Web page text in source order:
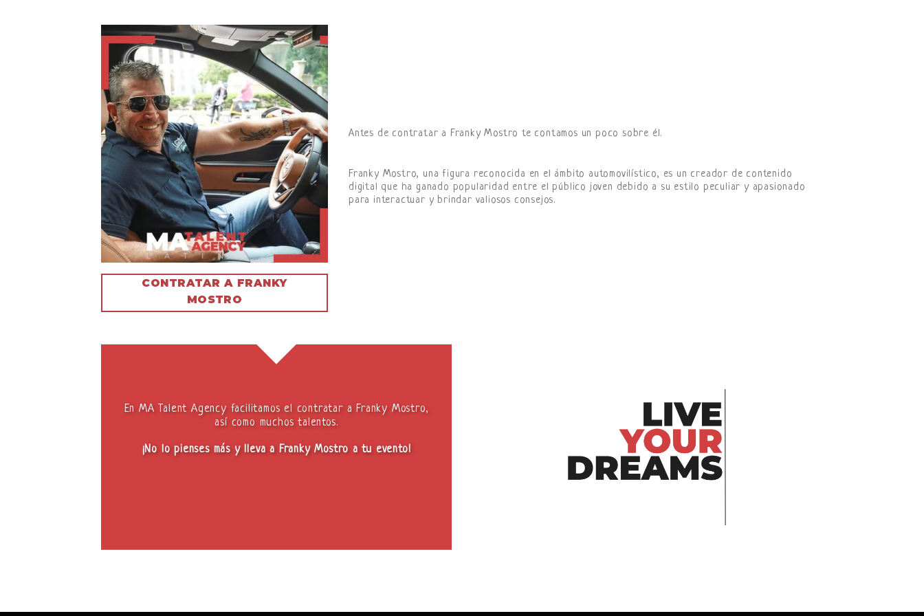
CONTRATAR A FRANKY
MOSTRO
Antes de contratar a Franky Mostro te contamos un poco sobre él.
Franky Mostro, una figura reconocida en el ámbito automovilístico, es un creador de contenido
digital que ha ganado popularidad entre el público joven debido a su estilo peculiar y apasionado
para interactuar y brindar valiosos consejos.
En MA Talent Agency facilitamos el contratar a Franky Mostro,
así como muchos talentos.
¡No lo pienses más y lleva a Franky Mostro a tu evento!